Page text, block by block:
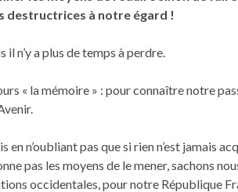
destructrices à notre égard !
il n’y a plus de temps à perdre.
« la mémoire » : pour connaître notre
en n’oubliant pas que si rien n’est jamais
pas les moyens de le mener, sachons
occidentales, pour notre République